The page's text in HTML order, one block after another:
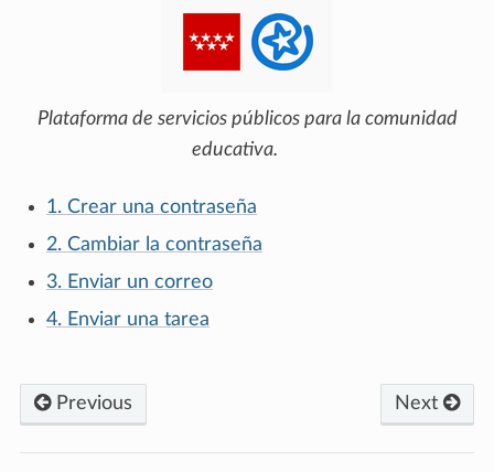
Plataforma de servicios públicos para la comunidad
educativa.
1. Crear una contraseña
2. Cambiar la contraseña
3. Enviar un correo
4. Enviar una tarea
Next
Previous